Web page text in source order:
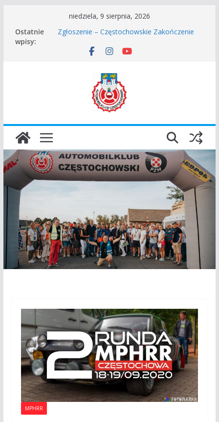
treści
niedziela, 9 sierpnia, 2026
Ostatnie
wpisy:
Zgłoszenie – Częstochowskie Zakończenie
Sezonu 2025
45 Rajd Częstochowski zostaje odwołany.
I Gliwicki Classic Sprint o Puchar Prezydenta
Miasta Gliwice
MPHRR